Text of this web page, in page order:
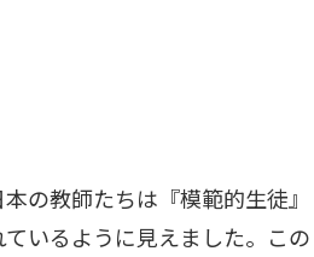
の教師たちは『模範的生徒』
いるように見えました。この